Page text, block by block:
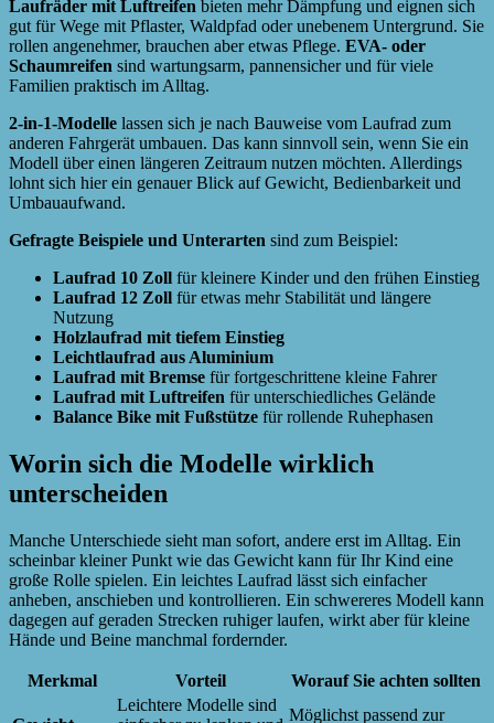
Laufräder mit Luftreifen bieten mehr Dämpfung und eignen sich
gut für Wege mit Pflaster, Waldpfad oder unebenem Untergrund. Sie
rollen angenehmer, brauchen aber etwas Pflege. EVA- oder
Schaumreifen sind wartungsarm, pannensicher und für viele
Familien praktisch im Alltag.
2-in-1-Modelle lassen sich je nach Bauweise vom Laufrad zum
anderen Fahrgerät umbauen. Das kann sinnvoll sein, wenn Sie ein
Modell über einen längeren Zeitraum nutzen möchten. Allerdings
lohnt sich hier ein genauer Blick auf Gewicht, Bedienbarkeit und
Umbauaufwand.
Gefragte Beispiele und Unterarten sind zum Beispiel:
Laufrad 10 Zoll für kleinere Kinder und den frühen Einstieg
Laufrad 12 Zoll für etwas mehr Stabilität und längere
Nutzung
Holzlaufrad mit tiefem Einstieg
Leichtlaufrad aus Aluminium
Laufrad mit Bremse für fortgeschrittene kleine Fahrer
Laufrad mit Luftreifen für unterschiedliches Gelände
Balance Bike mit Fußstütze für rollende Ruhephasen
Worin sich die Modelle wirklich
unterscheiden
Manche Unterschiede sieht man sofort, andere erst im Alltag. Ein
scheinbar kleiner Punkt wie das Gewicht kann für Ihr Kind eine
große Rolle spielen. Ein leichtes Laufrad lässt sich einfacher
anheben, anschieben und kontrollieren. Ein schwereres Modell kann
dagegen auf geraden Strecken ruhiger laufen, wirkt aber für kleine
Hände und Beine manchmal fordernder.
Merkmal Vorteil Worauf Sie achten sollten
Leichtere Modelle sind
Möglichst passend zur